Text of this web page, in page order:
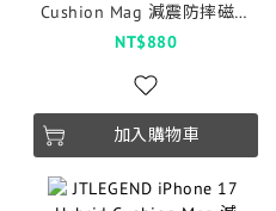
Cushion Mag 減震防摔磁吸
保護殼-透黑
NT$880
加入購物車